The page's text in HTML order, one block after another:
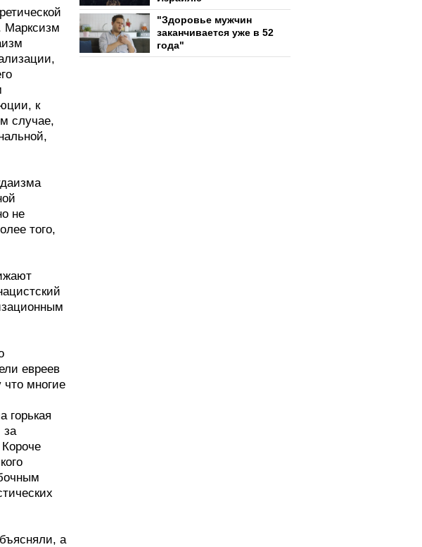
Марксизм
к
случае,
не
того,
евреев
многие
горькая
за
а